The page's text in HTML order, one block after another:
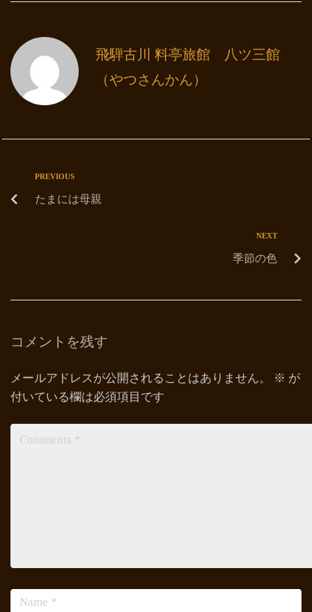
飛騨古川 料亭旅館 八ツ三館
（やつさんかん）
PREVIOUS
たまには母親
NEXT
季節の色
コメントを残す
メールアドレスが公開されることはありません。 ※ が
付いている欄は必須項目です